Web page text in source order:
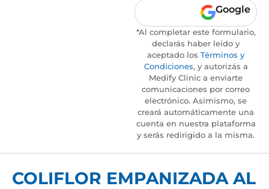
Google
*Al completar este formulario,
declarás haber leído y
aceptado los Términos y
Condiciones, y autorizás a
Medify Clinic a enviarte
comunicaciones por correo
electrónico. Asimismo, se
creará automáticamente una
cuenta en nuestra plataforma
y serás redirigido a la misma.
COLIFLOR EMPANIZADA AL